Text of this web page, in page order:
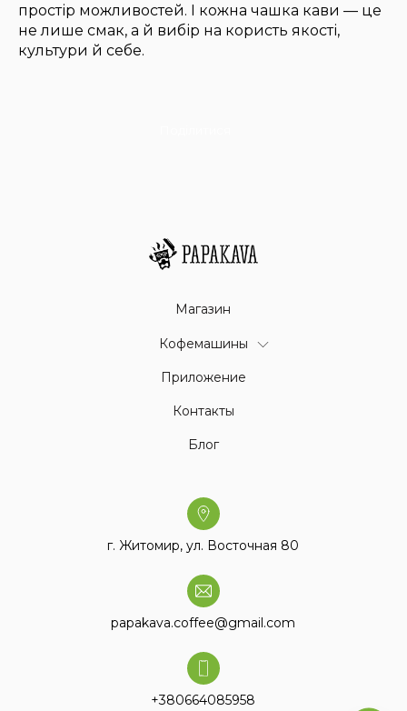
простір можливостей. І кожна чашка кави — це
не лише смак, а й вибір на користь якості,
культури й себе.
Магазин
Кофемашины
Приложение
Контакты
Блог
г. Житомир, ул. Восточная 80
papakava.coffee@gmail.com
+380664085958